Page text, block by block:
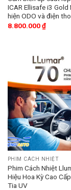
ICAR Ellisafe i3
hiện ODO và điện
8.800.000₫
PHIM CÁCH NHIỆT
Phim Cách Nhiệt
Hiệu Hoa Kỳ Cao
Tia UV